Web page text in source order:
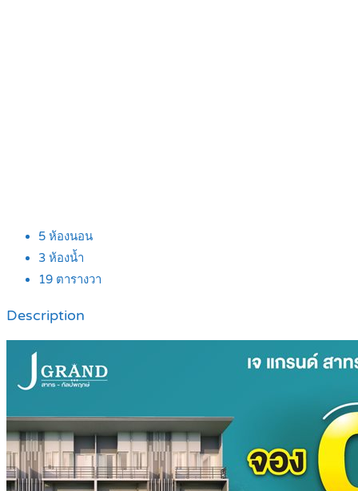
5 ห้องนอน
3 ห้องน้ำ
19 ตารางวา
Description